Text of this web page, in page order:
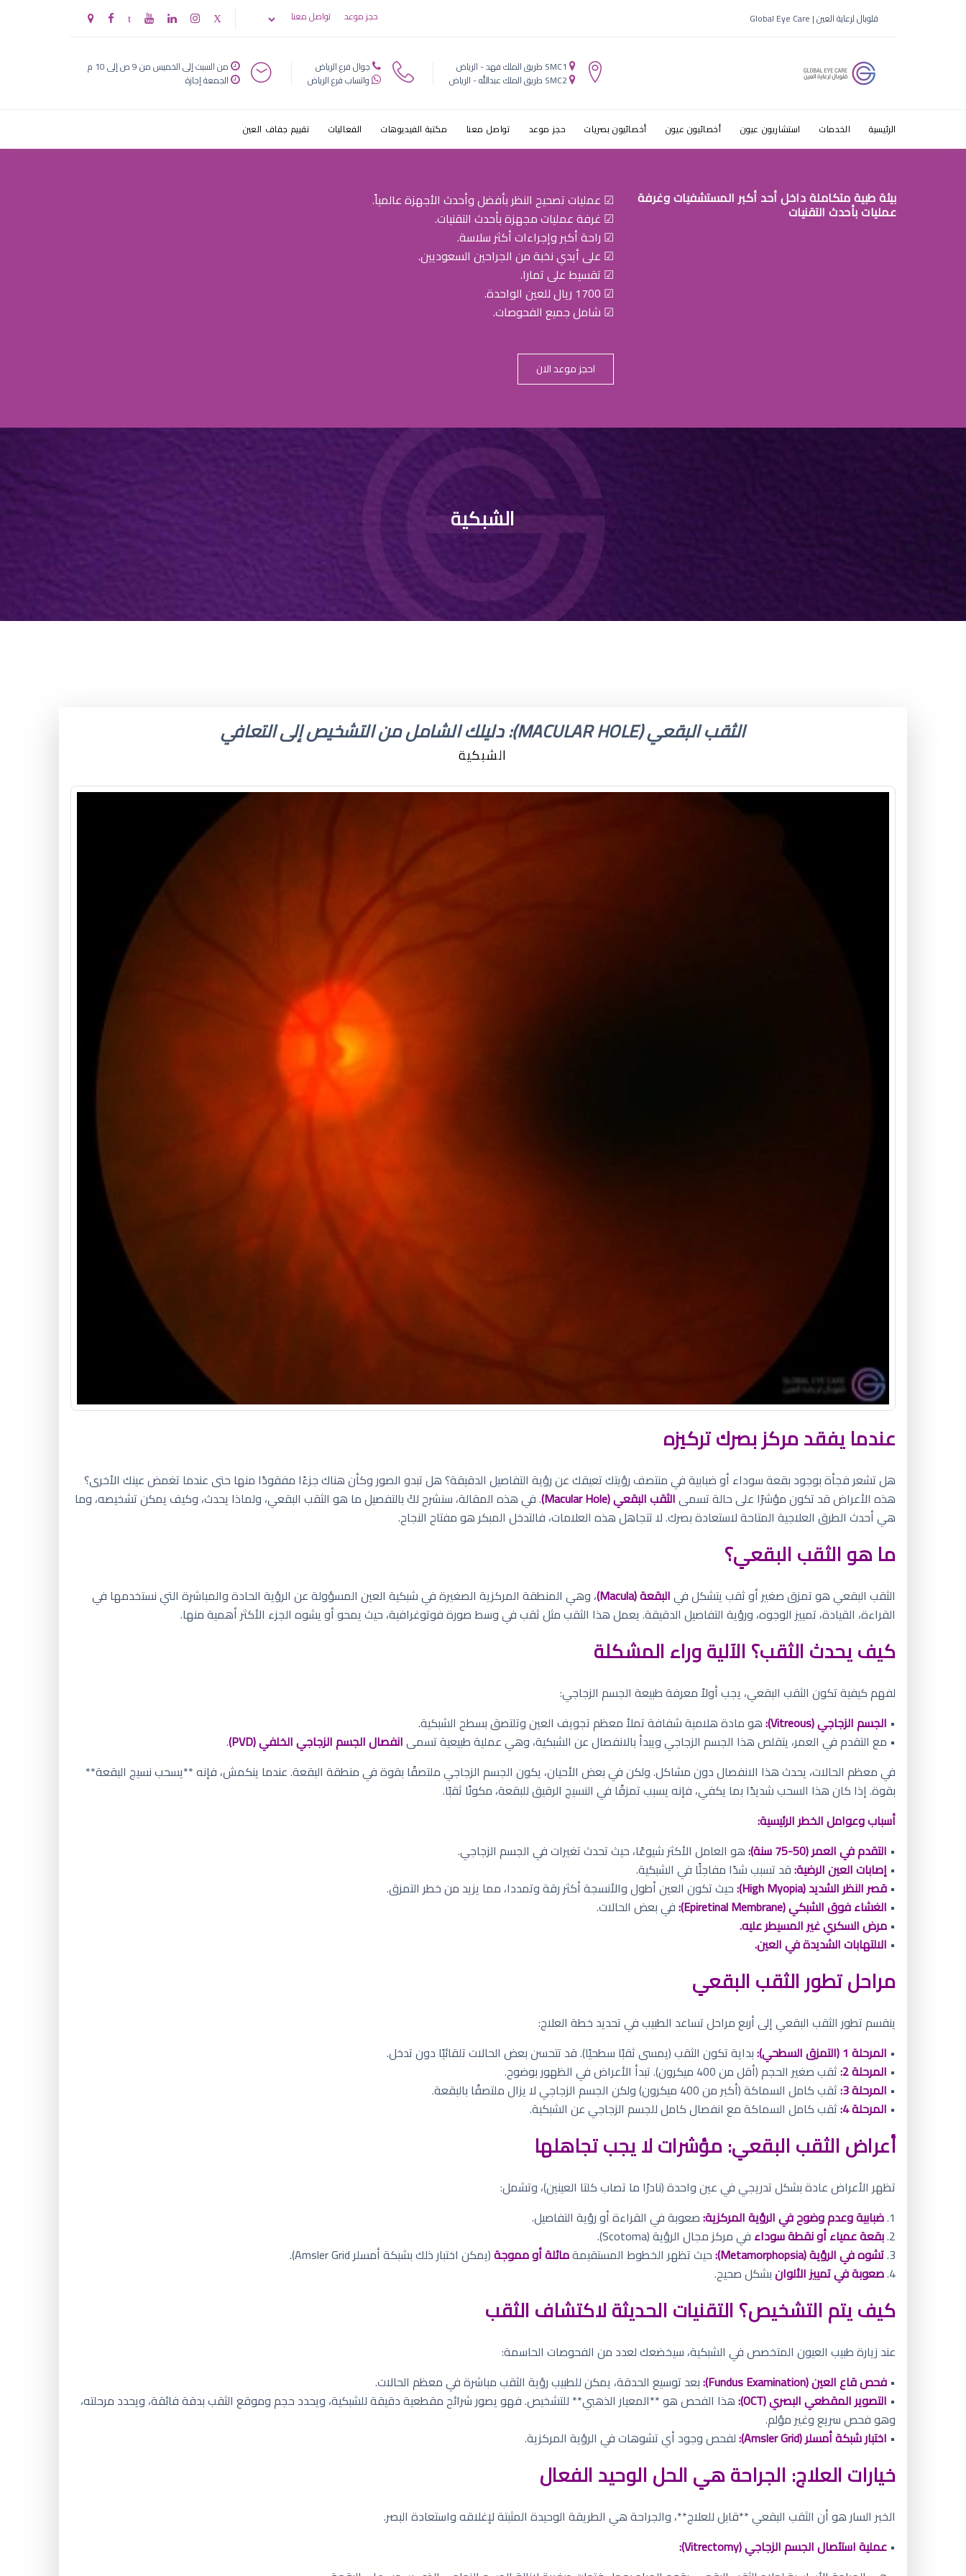
قلوبال لرعاية العين | Global Eye Care حجز موعد تواصل معنا
SMC1 طريق الملك فهد - الرياض
SMC2 طريق الملك عبدالله - الرياض
جوال فرع الرياض
واتساب فرع الرياض
من السبت إلى الخميس من 9 ص إلى 10 م
الجمعة إجازة
الرئيسية الخدمات استشاريون عيون أخصائيون عيون أخصائيون بصريات حجز موعد تواصل معنا مكتبة الفيديوهات الفعاليات تقييم جفاف العين
بيئة طبية متكاملة داخل أحد أكبر المستشفيات وغرفة
عمليات بأحدث التقنيات
☑ عمليات تصحيح النظر بأفضل وأحدث الأجهزة عالمياً.
☑ غرفة عمليات مجهزة بأحدث التقنيات.
☑ راحة أكبر وإجراءات أكثر سلاسة.
☑ على أيدي نخبة من الجراحين السعوديين.
☑ تقسيط على تمارا.
☑ 1700 ريال للعين الواحدة.
☑ شامل جميع الفحوصات.
احجز موعد الان
الشبكية
الثقب البقعي (MACULAR HOLE): دليلك الشامل من التشخيص إلى التعافي
الشبكية
عندما يفقد مركز بصرك تركيزه
هل تشعر فجأة بوجود بقعة سوداء أو ضبابية في منتصف رؤيتك تعيقك عن رؤية التفاصيل الدقيقة؟ هل تبدو الصور وكأن هناك جزءًا مفقودًا منها حتى عندما تغمض عينك الأخرى؟
هذه الأعراض قد تكون مؤشرًا على حالة تسمىالثقب البقعي (Macular Hole)
. في هذه المقالة، سنشرح لكَ بالتفصيل ما هو الثقب البقعي، ولماذا يحدث، وكيف يمكن تشخيصه، وما
هي أحدث الطرق العلاجية المتاحة لاستعادة بصرك. لا تتجاهل هذه العلامات، فالتدخل المبكر هو مفتاح النجاح.
ما هو الثقب البقعي؟
الثقب البقعي هو تمزق صغير أو ثقب يتشكل فيالبقعة (Macula)
، وهي المنطقة المركزية الصغيرة في شبكية العين المسؤولة عن الرؤية الحادة والمباشرة التي نستخدمها في
القراءة، القيادة، تمييز الوجوه، ورؤية التفاصيل الدقيقة. يعمل هذا الثقب مثل ثقب في وسط صورة فوتوغرافية، حيث يمحو أو يشوه الجزء الأكثر أهمية منها.
كيف يحدث الثقب؟ الآلية وراء المشكلة
لفهم كيفية تكون الثقب البقعي، يجب أولاً معرفة طبيعة الجسم الزجاجي:
• الجسم الزجاجي (Vitreous):
هو مادة هلامية شفافة تملأ معظم تجويف العين وتلتصق بسطح الشبكية.
• مع التقدم في العمر، يتقلص هذا الجسم الزجاجي ويبدأ بالانفصال عن الشبكية، وهي عملية طبيعية تسمىانفصال الجسم الزجاجي الخلفي (PVD)
.
في معظم الحالات، يحدث هذا الانفصال دون مشاكل. ولكن في بعض الأحيان، يكون الجسم الزجاجي ملتصقًا بقوة في منطقة البقعة. عندما ينكمش، فإنه **يسحب نسيج البقعة**
بقوة. إذا كان هذا السحب شديدًا بما يكفي، فإنه يسبب تمزقًا في النسيج الرقيق للبقعة، مكونًا ثقبًا.
أسباب وعوامل الخطر الرئيسية:
• التقدم في العمر (50-75 سنة):
هو العامل الأكثر شيوعًا، حيث تحدث تغيرات في الجسم الزجاجي.
• إصابات العين الرضية:قد تسبب شدًا مفاجئًا في الشبكية.
• قصر النظر الشديد (High Myopia):
حيث تكون العين أطول والأنسجة أكثر رقة وتمددا، مما يزيد من خطر التمزق.
• الغشاء فوق الشبكي (Epiretinal Membrane):
في بعض الحالات.
• مرض السكري غير المسيطر عليه.
• الالتهابات الشديدة في العين.
مراحل تطور الثقب البقعي
ينقسم تطور الثقب البقعي إلى أربع مراحل تساعد الطبيب في تحديد خطة العلاج:
• المرحلة 1 (التمزق السطحي):
بداية تكون الثقب (يمسى ثقبًا سطحيًا). قد تتحسن بعض الحالات تلقائيًا دون تدخل.
• المرحلة 2:
ثقب صغير الحجم (أقل من 400 ميكرون). تبدأ الأعراض في الظهور بوضوح.
• المرحلة 3:
ثقب كامل السماكة (أكبر من 400 ميكرون) ولكن الجسم الزجاجي لا يزال ملتصقًا بالبقعة.
• المرحلة 4: ثقب كامل السماكة مع انفصال كامل للجسم الزجاجي عن الشبكية.
أعراض الثقب البقعي: مؤشرات لا يجب تجاهلها
تظهر الأعراض عادة بشكل تدريجي في عين واحدة (نادرًا ما تصاب كلتا العينين)، وتشمل:
1. ضبابية وعدم وضوح في الرؤية المركزية:صعوبة في القراءة أو رؤية التفاصيل.
2. بقعة عمياء أو نقطة سوداء في مركز مجال الرؤية (Scotoma).
3. تشوه في الرؤية (Metamorphopsia): حيث تظهر الخطوط المستقيمةمائلة أو مموجة(يمكن اختبار ذلك بشبكة أمسلر Amsler Grid).
4. صعوبة في تمييز الألوانبشكل صحيح.
كيف يتم التشخيص؟ التقنيات الحديثة لاكتشاف الثقب
عند زيارة طبيب العيون المتخصص في الشبكية، سيخضعك لعدد من الفحوصات الحاسمة:
• فحص قاع العين (Fundus Examination):
بعد توسيع الحدقة، يمكن للطبيب رؤية الثقب مباشرة في معظم الحالات.
• التصوير المقطعي البصري (OCT):
هذا الفحص هو **المعيار الذهبي** للتشخيص. فهو يصور شرائح مقطعية دقيقة للشبكية، ويحدد حجم وموقع الثقب بدقة فائقة، ويحدد مرحلته،
وهو فحص سريع وغير مؤلم.
• اختبار شبكة أمسلر (Amsler Grid): لفحص وجود أي تشوهات في الرؤية المركزية.
خيارات العلاج: الجراحة هي الحل الوحيد الفعال
الخبر السار هو أن الثقب البقعي **قابل للعلاج**، والجراحة هي الطريقة الوحيدة المثبتة لإغلاقه واستعادة البصر.
• عملية استئصال الجسم الزجاجي (Vitrectomy):